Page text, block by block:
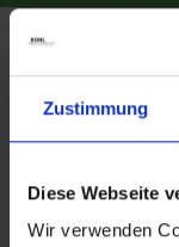
Zustimmung
Diese Webseite
Wir verwenden